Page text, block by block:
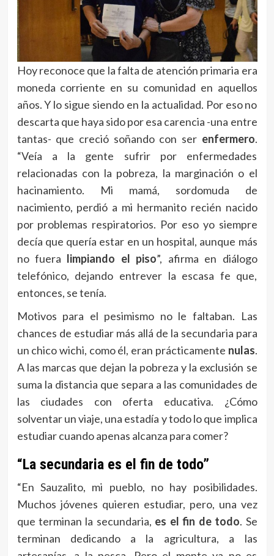
Hoy reconoce que la falta de atención primaria era
moneda corriente en su comunidad en aquellos
años. Y lo sigue siendo en la actualidad. Por eso no
descarta que haya sido por esa carencia -una entre
tantas- que creció soñando con ser enfermero.
“Veía a la gente sufrir por enfermedades
relacionadas con la pobreza, la marginación o el
hacinamiento. Mi mamá, sordomuda de
nacimiento, perdió a mi hermanito recién nacido
por problemas respiratorios. Por eso yo siempre
decía que quería estar en un hospital, aunque más
no fuera limpiando el piso”, afirma en diálogo
telefónico, dejando entrever la escasa fe que,
entonces, se tenía.
Motivos para el pesimismo no le faltaban. Las
chances de estudiar más allá de la secundaria para
un chico wichi, como él, eran prácticamente nulas.
A las marcas que dejan la pobreza y la exclusión se
suma la distancia que separa a las comunidades de
las ciudades con oferta educativa. ¿Cómo
solventar un viaje, una estadía y todo lo que implica
estudiar cuando apenas alcanza para comer?
“La secundaria es el fin de todo”
“En Sauzalito, mi pueblo, no hay posibilidades.
Muchos jóvenes quieren estudiar, pero, una vez
que terminan la secundaria, es el fin de todo. Se
terminan dedicando a la agricultura, a las